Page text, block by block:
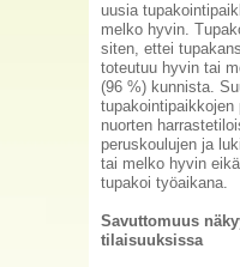
uusia
melko hyvin.
siten, ettei
toteutuu hyvin tai
(96 %) kunnista.
nuorten
peruskoulujen ja
tai melko hyvin
tupakoi työaikana.
Savuttomuus
tilaisuuksissa